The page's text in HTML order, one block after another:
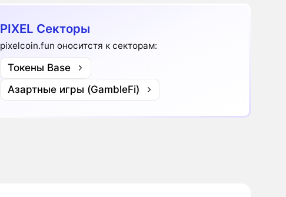
PIXEL Секторы
pixelcoin.fun оноситстя к секторам:
Токены Base
Азартные игры (GambleFi)